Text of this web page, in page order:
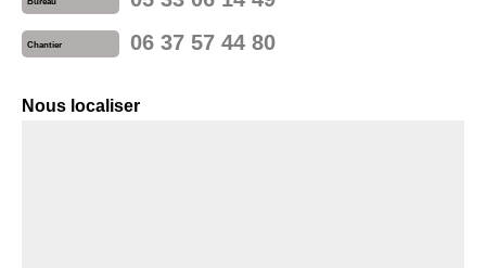
Chantier 06 37 57 44 80
Nous localiser